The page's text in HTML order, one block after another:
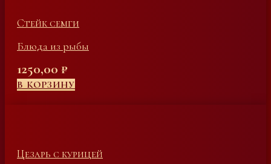
Стейк семги
Блюда из рыбы
1250,00 ₽
В КОРЗИНУ
Цезарь с курицей